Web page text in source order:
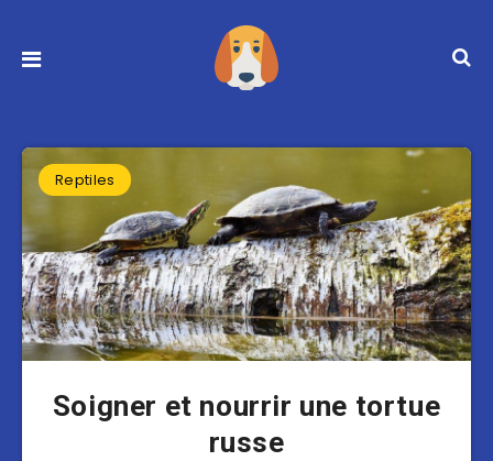
Reptiles
Soigner et nourrir une tortue
russe